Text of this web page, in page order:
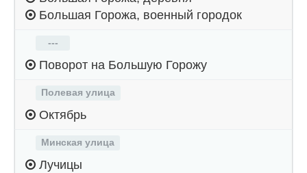
Большая Горожа, военный городок
---
Поворот на Большую Горожу
Полевая улица
Октябрь
Минская улица
Лучицы